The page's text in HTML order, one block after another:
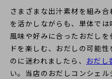
さまざまな出汁素材を組み
を活かしながらも、単体で
風味や好みに合ったおだし
ドを楽しむ、おだしの可能
のに迷われましたら、 おだし
い。当店のおだしコンシェ